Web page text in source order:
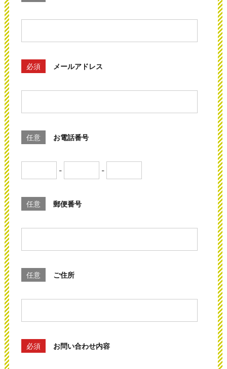
必須 メールアドレス
任意 お電話番号
- -
任意 郵便番号
任意 ご住所
必須 お問い合わせ内容